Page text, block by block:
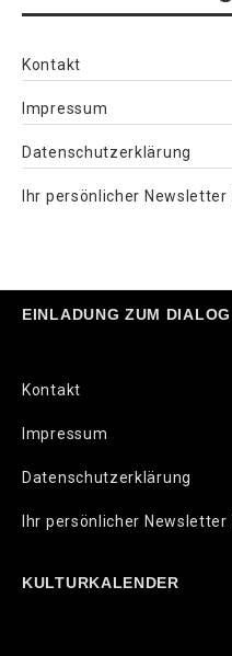
Kontakt
Impressum
Datenschutzerklärung
Ihr persönlicher
EINLADUNG ZUM DIALOG
Kontakt
Impressum
Datenschutzerklärung
Ihr persönlicher
KULTURKALENDER